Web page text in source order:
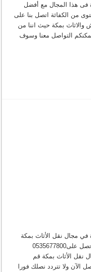
فى هذا المجال مع أفضل
من الكفائة اتصل بنا على
والاثاث بمكة حيث اننا من
التواصل معنا وسوف
مجال نقل الأثاث بمكة
قم بالاتصال علينا ولا تتردد نصلك أينما كنت اتصل على0535677800
نقل الأثاث بمكة قم
الآن ولا تتردد نصلك فورا